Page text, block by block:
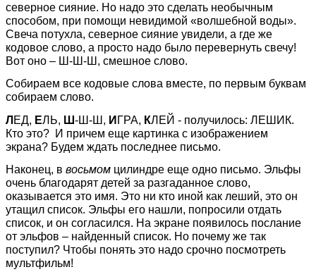
северное сияние. Но надо это сделать необычным
способом, при помощи невидимой «волшебной воды».
Свеча потухла, северное сияние увидели, а где же
кодовое слово, а просто надо было перевернуть свечу!
Вот оно – Ш-Ш-Ш, смешное слово.
Собираем все кодовые слова вместе, по первым буквам
собираем слово.
Л ЕД, ЕЛЬ, Ш-Ш-Ш, И ГРА, КЛЕЙ - получилось: ЛЕШИК.
Кто это? И причем еще картинка с изображением
экрана? Будем ждать последнее письмо.
Наконец, в восьмом цилиндре еще одно письмо. Эльфы
очень благодарят детей за разгаданное слово,
оказывается это имя. Это ни кто иной как леший, это он
утащил список. Эльфы его нашли, попросили отдать
список, и он согласился. На экране появилось послание
от эльфов – найденный список. Но почему же так
поступил? Чтобы понять это надо срочно посмотреть
мультфильм!